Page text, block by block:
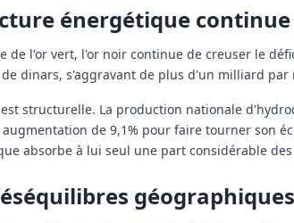
énergétique
de l'or vert, l'or noir continue de creuser le
dinars, s'aggravant de plus d'un milliard par
est structurelle. La production nationale
augmentation de 9,1% pour faire tourner son
absorbe à lui seul une part considérable